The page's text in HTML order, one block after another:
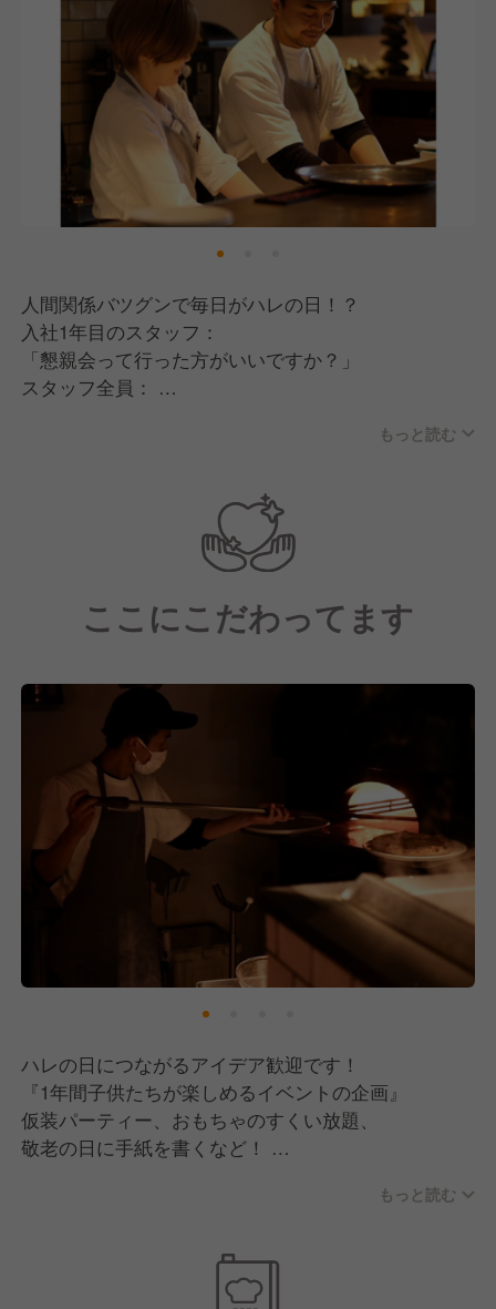
ドアが空いたら笑顔でお迎えしお席へご案内。
お客様がモバイルオーダーで注文。
「エスニックソースってなんですか？」
「お姉さん、お兄さんのオススメある？」
なんて聞かれちゃうことも・・！
「おすすめしてくれたドリンクおいしかったよ！」
「あのオムライス過去一だった！」
と会話を楽しみながら働けちゃう♪
高級紅茶や日本茶、ロースタリー直送珈琲などが
楽しめる世界1のドリンクバーも大人気！
お店を出るときに「今日いい1日だったな」と
Instagramも更新中なので良かったらチェックしてみ
より雰囲気が伝わるかと思います！
人間関係バツグンで毎日がハレの日！？
入社1年目のスタッフ：
「懇親会って行った方がいいですか？」
スタッフ全員：
パートさんが「電気切れてるから変えといてくださ
会長に言うなんて聞いたことありませんよね？
・・ベビーフェイスではあるんです(笑)
経営者ともびっくりするくらいキョリが近い！
もっと読む
ここにこだわってます
ハレの日につながるアイデア歓迎です！
『1年間子供たちが楽しめるイベントの企画』
仮装パーティー、おもちゃのすくい放題、
敬老の日に手紙を書くなど！
イベント好きの方はユニークなアイデアを
人を喜ばせたいという気持ちが大切です♪
もっと読む